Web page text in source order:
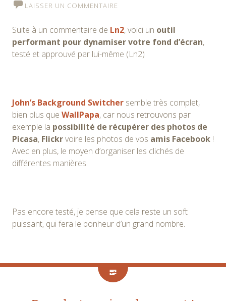
LAISSER UN COMMENTAIRE
Suite à un commentaire de Ln2, voici un outil
performant pour dynamiser votre fond d’écran,
testé et approuvé par lui-même (Ln2)
John’s Background Switcher semble très complet,
bien plus que WallPapa, car nous retrouvons par
exemple la possibilité de récupérer des photos de
Picasa, Flickrvoire les photos de vos amis Facebook !
Avec en plus, le moyen d’organiser les clichés de
différentes manières.
Pas encore testé, je pense que cela reste un soft
puissant, qui fera le bonheur d’un grand nombre.